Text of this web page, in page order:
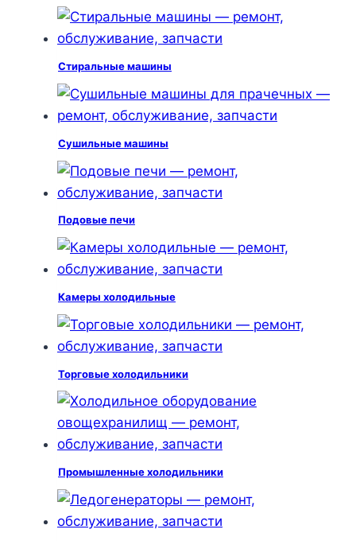
Стиральные машины
Сушильные машины
Подовые печи
Камеры холодильные
Торговые холодильники
Промышленные холодильники